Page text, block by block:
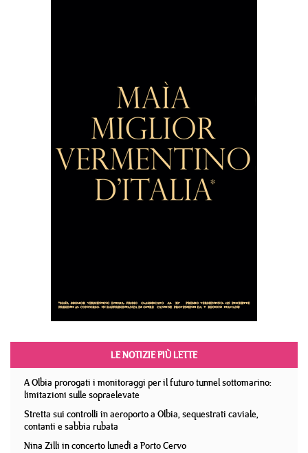
LE NOTIZIE PIÙ LETTE
A Olbia prorogati i monitoraggi per il futuro tunnel sottomarino:
limitazioni sulle sopraelevate
Stretta sui controlli in aeroporto a Olbia, sequestrati caviale,
contanti e sabbia rubata
Nina Zilli in concerto lunedì a Porto Cervo